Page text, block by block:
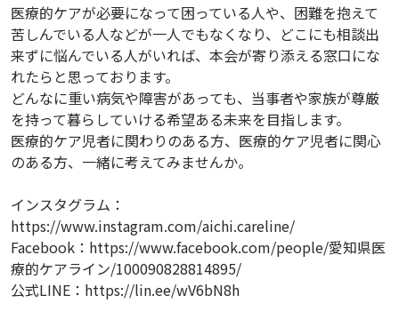
医療的ケアが必要になって困っている人や、困難を抱えて
苦しんでいる人などが一人でもなくなり、どこにも相談出
来ずに悩んでいる人がいれば、本会が寄り添える窓口にな
れたらと思っております。
どんなに重い病気や障害があっても、当事者や家族が尊厳
を持って暮らしていける希望ある未来を目指します。
医療的ケア児者に関わりのある方、医療的ケア児者に関心
のある方、一緒に考えてみませんか。
インスタグラム：
https://www.instagram.com/aichi.careline/
Facebook：https://www.facebook.com/people/愛知県医
療的ケアライン/100090828814895/
公式LINE：https://lin.ee/wV6bN8h